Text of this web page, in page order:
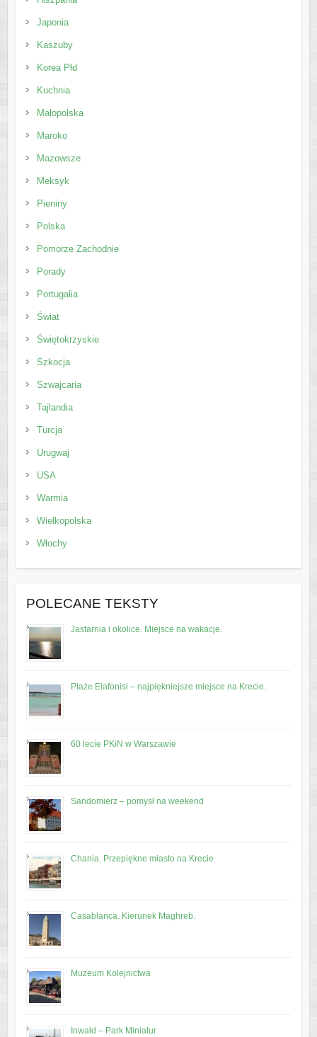
Japonia
Kaszuby
Korea Płd
Kuchnia
Małopolska
Maroko
Mazowsze
Meksyk
Pieniny
Polska
Pomorze Zachodnie
Porady
Portugalia
Świat
Świętokrzyskie
Szkocja
Szwajcaria
Tajlandia
Turcja
Urugwaj
USA
Warmia
Wielkopolska
Włochy
POLECANE TEKSTY
Jastarnia i okolice. Miejsce na wakacje.
Plaże Elafonisi – najpiękniejsze miejsce na Krecie.
60 lecie PKiN w Warszawie
Sandomierz – pomysł na weekend
Chania. Przepiękne miasto na Krecie
Casablanca. Kierunek Maghreb.
Muzeum Kolejnictwa
Inwałd – Park Miniatur